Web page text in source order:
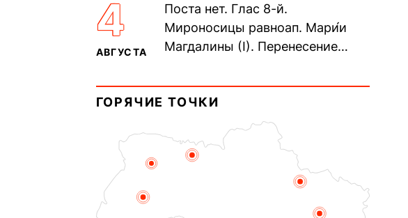
мучеников (284–305). прав.
воина Фео́дора...
4
АВГУСТА
Поста нет. Глас 8-й.
Мироносицы равноап. Мари́и
Магдалины (I). Перенесение
Синопского (403–404). Прп.
Корни́лия...
ГОРЯЧИЕ ТОЧКИ